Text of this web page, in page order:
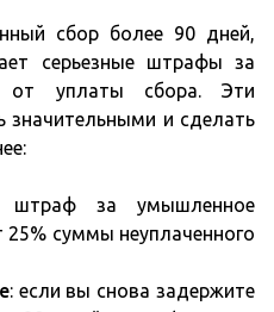
сбор более 90 дней,
серьезные штрафы за
от уплаты сбора. Эти
и сделать
штраф за умышленное
25% суммы неуплаченного
: если вы снова задержите